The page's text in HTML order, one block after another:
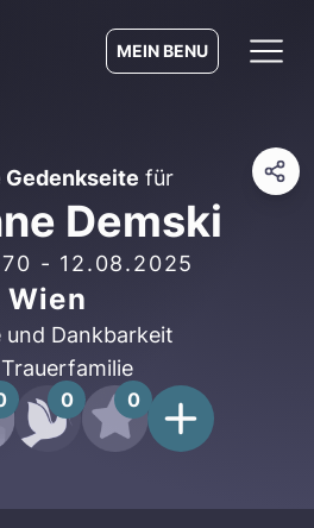
MEIN BENU
Gedenkseite für
Demski
- 12.08.2025
Wien
und Dankbarkeit
0 0